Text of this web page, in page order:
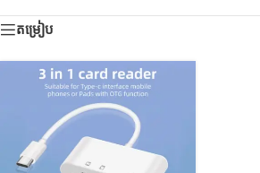
តម្រៀប